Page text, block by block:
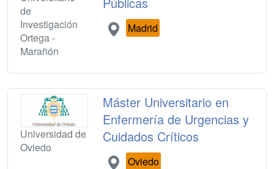
de
Investigación
Ortega -
Marañón
Madrid
Universidad de
Oviedo
Máster Universitario en
Enfermería de Urgencias y
Cuidados Críticos
Oviedo